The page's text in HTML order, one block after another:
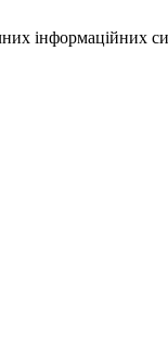
інформаційних